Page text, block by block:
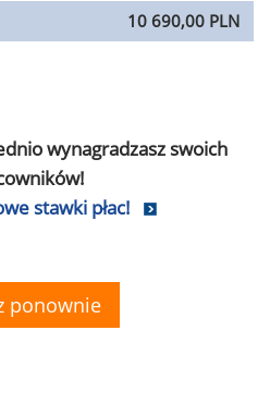
10 690,00 PLN
wynagradzasz swoich
stawki płac!
ponownie